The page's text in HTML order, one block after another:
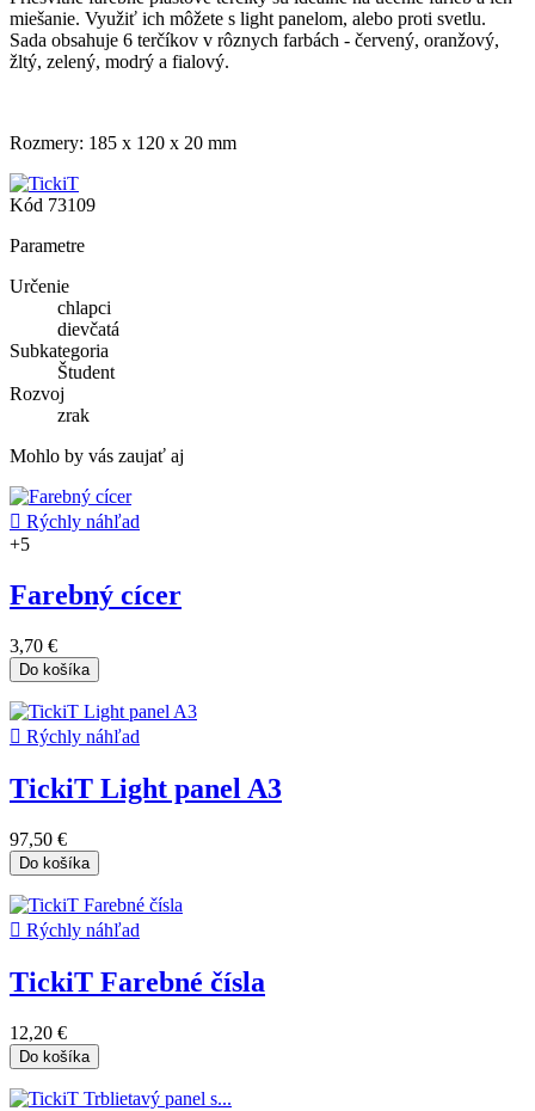
miešanie. Využiť ich môžete s light panelom, alebo proti svetlu.
Sada obsahuje 6 terčíkov v rôznych farbách - červený, oranžový,
žltý, zelený, modrý a fialový.
Rozmery: 185 x 120 x 20 mm
Kód 73109
Parametre
Určenie
chlapci
dievčatá
Subkategoria
Študent
Rozvoj
zrak
Mohlo by vás zaujať aj
 Rýchly náhľad
+5
Farebný cícer
3,70 €
Do košíka
 Rýchly náhľad
TickiT Light panel A3
97,50 €
Do košíka
 Rýchly náhľad
TickiT Farebné čísla
12,20 €
Do košíka